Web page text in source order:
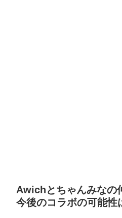
Awichとちゃんみなの
今後のコラボの可能性